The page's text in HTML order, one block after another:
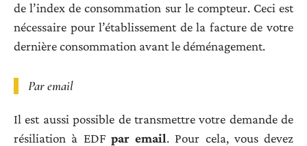
de l’index de consommation sur le compteur. Ceci est
nécessaire pour l’établissement de la facture de votre
dernière consommation avant le déménagement.
Par email
Il est aussi possible de transmettre votre demande de
résiliation à EDF par email. Pour cela, vous devez